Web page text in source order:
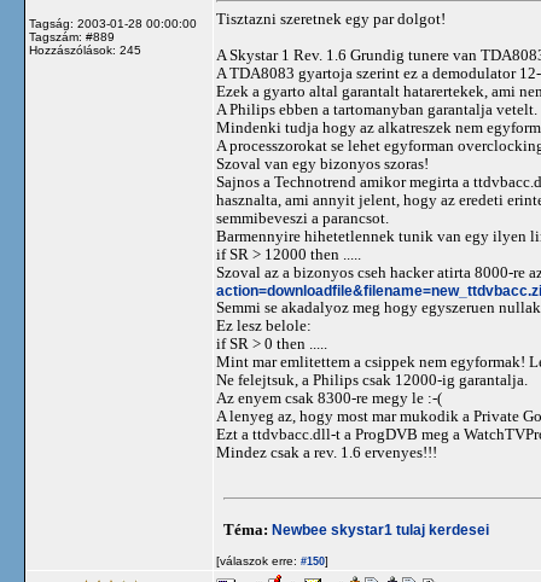
Tagság: 2003-01-28 00:00:00
Tagszám: #889
Hozzászólások: 245
Tisztazni szeretnek egy par dolgot!
A Skystar 1 Rev. 1.6 Grundig tunere van
A TDA8083 gyartoja szerint ez a demodulator
Ezek a gyarto altal garantalt hatarertekek, ami
A Philips ebben a tartomanyban garantalja vetelt.
Mindenki tudja hogy az alkatreszek nem
A processzorokat se lehet egyforman
Szoval van egy bizonyos szoras!
Sajnos a Technotrend amikor megirta a
hasznalta, ami annyit jelent, hogy az eredeti
semmibeveszi a parancsot.
Barmennyire hihetetlennek tunik van egy ilyen
if SR > 12000 then .....
Szoval az a bizonyos cseh hacker atirta 8000-re
Semmi se akadalyoz meg hogy egyszeruen
Ez lesz belole:
if SR > 0 then .....
Mint mar emlitettem a csippek nem egyformak!
Ne felejtsuk, a Philips csak 12000-ig garantalja.
Az enyem csak 8300-re megy le :-(
A lenyeg az, hogy most mar mukodik a Private
Ezt a ttdvbacc.dll-t a ProgDVB meg a
Mindez csak a rev. 1.6 ervenyes!!!
Téma: Newbee skystar1 tulaj kerdesei
[válaszok erre: #150]